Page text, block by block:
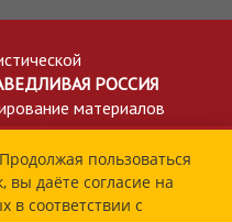
РОССИЯ
материалов
на сайт spravedlivo.ru
персональных
доступны по
пользоваться
вы даёте согласие на
в соответствии с